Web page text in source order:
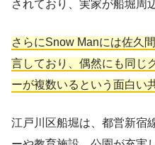
されており、実家が船堀周
さらにSnow Manには佐久
言しており、偶然にも同じ
ーが複数いるという面白い
江戸川区船堀は、都営新宿